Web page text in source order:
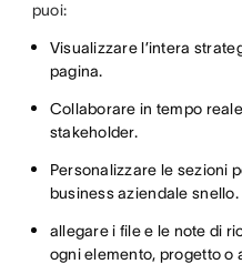
puoi:
Visualizzare l’intera
pagina.
Collaborare in tempo
stakeholder.
Personalizzare le sezioni
business aziendale snello.
allegare i file e le note di
ogni elemento, progetto o